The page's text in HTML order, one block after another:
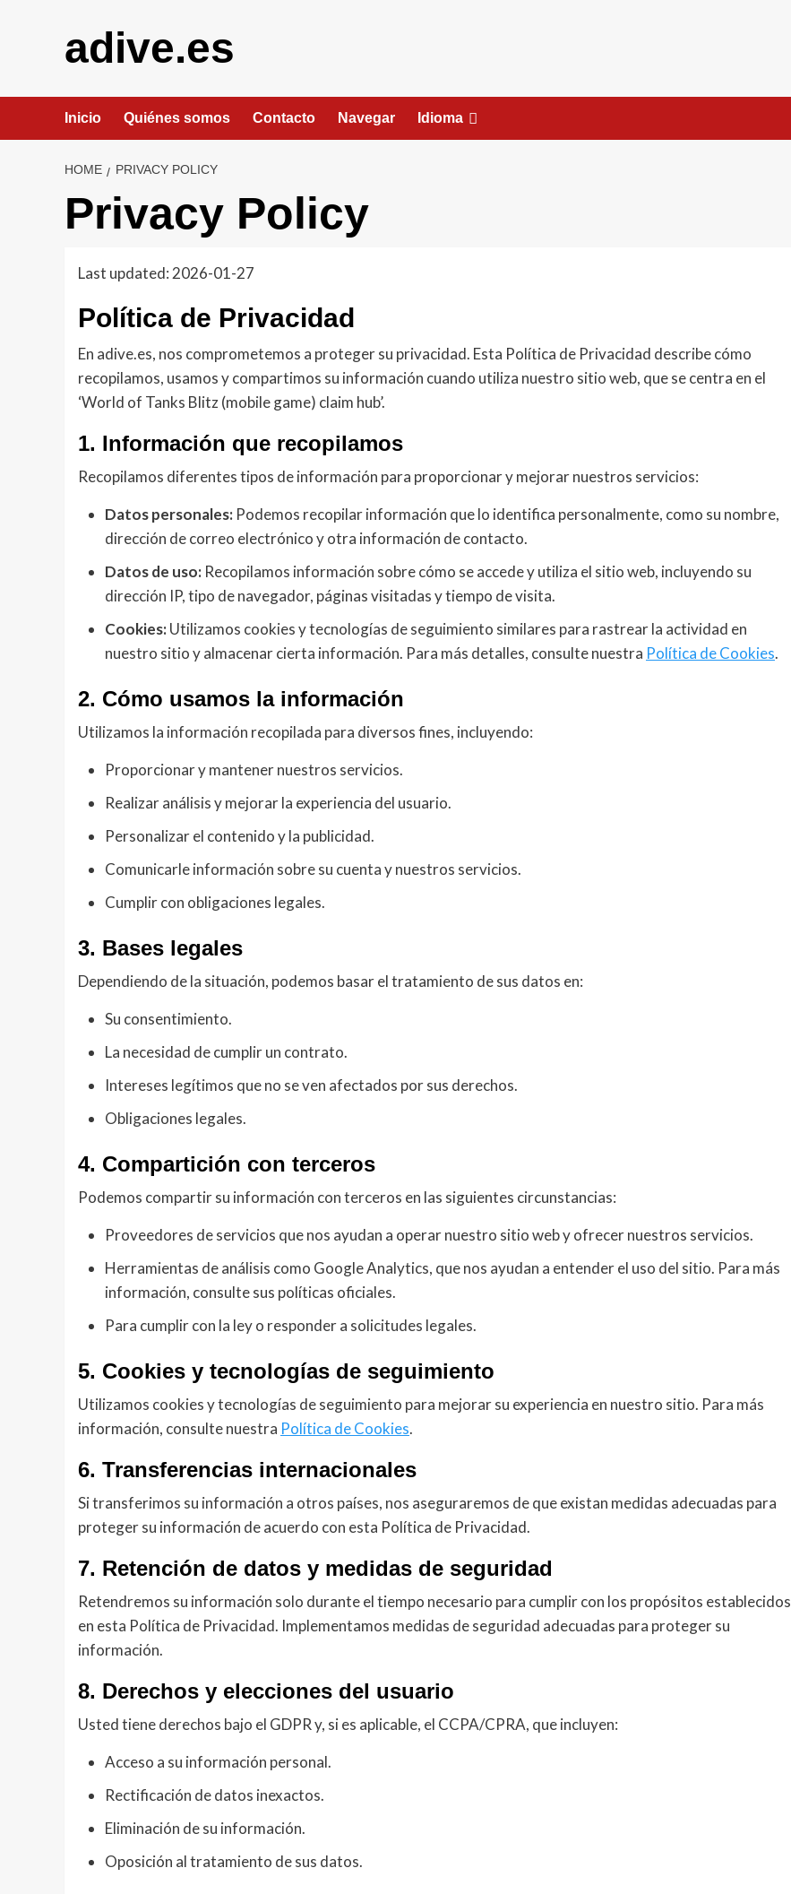
adive.es
Inicio Quiénes somos Contacto Navegar Idioma
HOME PRIVACY POLICY
Privacy Policy
Last updated: 2026-01-27
Política de Privacidad
En adive.es, nos comprometemos a proteger su privacidad. Esta Política de Privacidad describe cómo
recopilamos, usamos y compartimos su información cuando utiliza nuestro sitio web, que se centra en el
‘World of Tanks Blitz (mobile game) claim hub’.
1. Información que recopilamos
Recopilamos diferentes tipos de información para proporcionar y mejorar nuestros servicios:
Datos personales: Podemos recopilar información que lo identifica personalmente, como su nombre,
dirección de correo electrónico y otra información de contacto.
Datos de uso: Recopilamos información sobre cómo se accede y utiliza el sitio web, incluyendo su
dirección IP, tipo de navegador, páginas visitadas y tiempo de visita.
Cookies:Utilizamos cookies y tecnologías de seguimiento similares para rastrear la actividad en
nuestro sitio y almacenar cierta información. Para más detalles, consulte nuestra Política de Cookies.
2. Cómo usamos la información
Utilizamos la información recopilada para diversos fines, incluyendo:
Proporcionar y mantener nuestros servicios.
Realizar análisis y mejorar la experiencia del usuario.
Personalizar el contenido y la publicidad.
Comunicarle información sobre su cuenta y nuestros servicios.
Cumplir con obligaciones legales.
3. Bases legales
Dependiendo de la situación, podemos basar el tratamiento de sus datos en:
Su consentimiento.
La necesidad de cumplir un contrato.
Intereses legítimos que no se ven afectados por sus derechos.
Obligaciones legales.
4. Compartición con terceros
Podemos compartir su información con terceros en las siguientes circunstancias:
Proveedores de servicios que nos ayudan a operar nuestro sitio web y ofrecer nuestros servicios.
Herramientas de análisis como Google Analytics, que nos ayudan a entender el uso del sitio. Para más
información, consulte sus políticas oficiales.
Para cumplir con la ley o responder a solicitudes legales.
5. Cookies y tecnologías de seguimiento
Utilizamos cookies y tecnologías de seguimiento para mejorar su experiencia en nuestro sitio. Para más
información, consulte nuestra Política de Cookies.
6. Transferencias internacionales
Si transferimos su información a otros países, nos aseguraremos de que existan medidas adecuadas para
proteger su información de acuerdo con esta Política de Privacidad.
7. Retención de datos y medidas de seguridad
Retendremos su información solo durante el tiempo necesario para cumplir con los propósitos establecidos
en esta Política de Privacidad. Implementamos medidas de seguridad adecuadas para proteger su
información.
8. Derechos y elecciones del usuario
Usted tiene derechos bajo el GDPR y, si es aplicable, el CCPA/CPRA, que incluyen:
Acceso a su información personal.
Rectificación de datos inexactos.
Eliminación de su información.
Oposición al tratamiento de sus datos.